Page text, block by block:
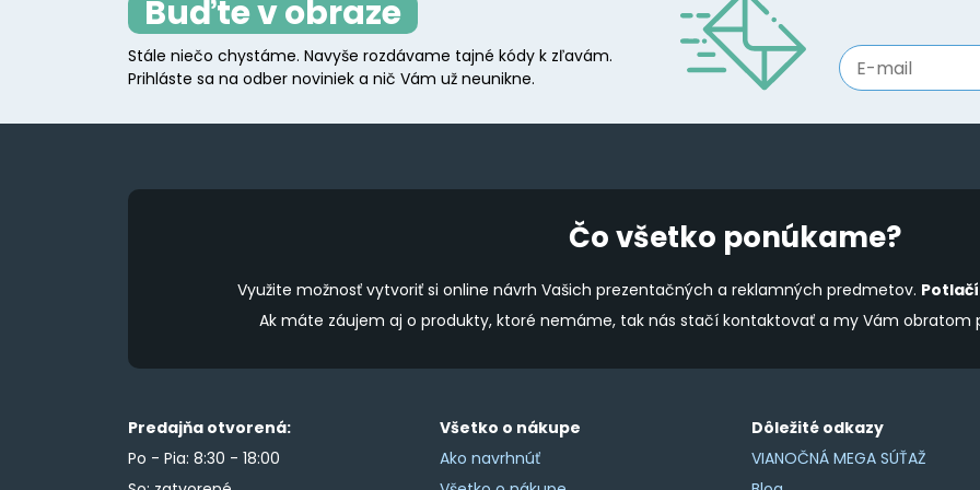
may
be
chosen
may
be
chosen
on
product
Buďte v obraze
Stále niečo chystáme. Navyše rozdávame tajné kódy k zľavám.
Prihláste sa na odber noviniek a nič Vám už neunikne.
Čo všetko ponúkame?
Využite možnosť vytvoriť si online návrh Vašich prezentačných a reklamných predmetov.
Ak máte záujem aj o produkty, ktoré nemáme, tak nás stačí kontaktovať a my Vám obratom
Predajňa otvorená:
Po - Pia: 8:30 - 18:00
Všetko o nákupe
Ako navrhnúť
Dôležité odkazy
VIANOČNÁ MEGA SÚŤAŽ